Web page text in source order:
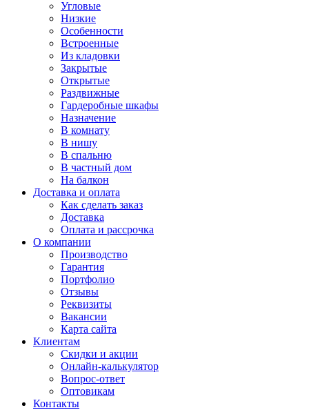
Угловые
Низкие
Особенности
Встроенные
Из кладовки
Закрытые
Открытые
Раздвижные
Гардеробные шкафы
Назначение
В комнату
В нишу
В спальню
В частный дом
На балкон
Доставка и оплата
Как сделать заказ
Доставка
Оплата и рассрочка
О компании
Производство
Гарантия
Портфолио
Отзывы
Реквизиты
Вакансии
Карта сайта
Клиентам
Скидки и акции
Онлайн-калькулятор
Вопрос-ответ
Оптовикам
Контакты